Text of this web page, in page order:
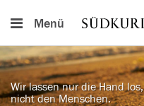
Menü
Wir lassen nur die Hand los,
nicht den Menschen.